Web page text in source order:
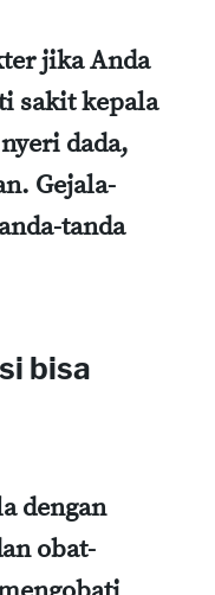
jika Anda
sakit kepala
dada,
Gejala-
tanda
bisa
dengan
obat-